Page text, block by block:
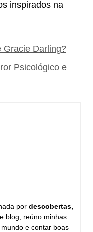
inspirados na
Gracie Darling?
Psicológico e
por descobertas,
blog, reúno minhas
e contar boas